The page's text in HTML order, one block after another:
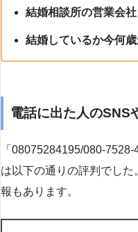
結婚相談所の営業会社
結婚しているか今何
電話に出た人のSNS
「08075284195/080-
は以下の通りの評判でし
報もあります。